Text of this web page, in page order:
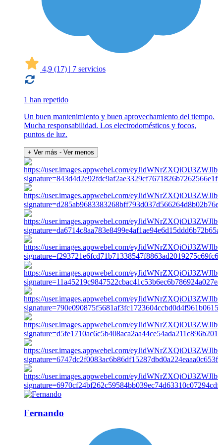
4,9 (17) | 7 servicios
1 han repetido
Un buen mantenimiento y buen aprovechamiento del tiempo.
Mucha responsabilidad. Los electrodomésticos y focos,
puntos de luz.
+ Ver más - Ver menos
Fernando